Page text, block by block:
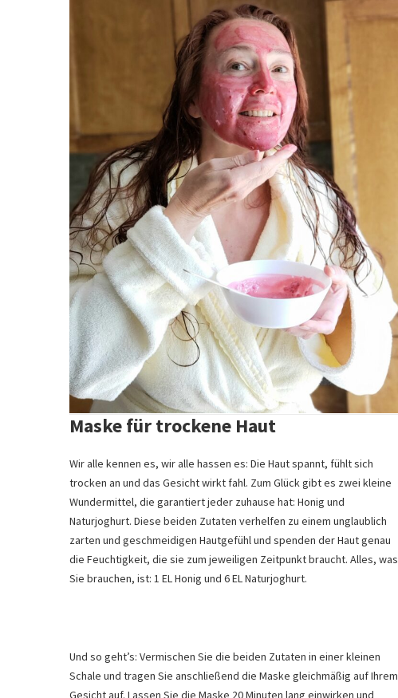
Maske für trockene Haut
Wir alle kennen es, wir alle hassen es: Die Haut spannt, fühlt sich
trocken an und das Gesicht wirkt fahl. Zum Glück gibt es zwei kleine
Wundermittel, die garantiert jeder zuhause hat: Honig und
Naturjoghurt. Diese beiden Zutaten verhelfen zu einem unglaublich
zarten und geschmeidigen Hautgefühl und spenden der Haut genau
die Feuchtigkeit, die sie zum jeweiligen Zeitpunkt braucht. Alles, was
Sie brauchen, ist: 1 EL Honig und 6 EL Naturjoghurt.
Und so geht’s: Vermischen Sie die beiden Zutaten in einer kleinen
Schale und tragen Sie anschließend die Maske gleichmäßig auf Ihrem
Gesicht auf. Lassen Sie die Maske 20 Minuten lang einwirken und